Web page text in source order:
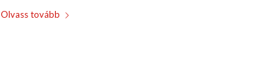
Olvass tovább